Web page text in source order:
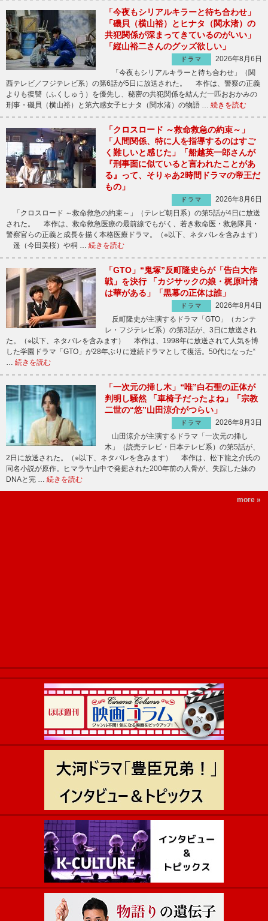
「今夜もシリアルキラーと待ち合わせ」
「磯貝（横山裕）とヒナタ（関水渚）の
共犯関係が深まってきているのがいい」
「縦山裕二さんのグッズ欲しい」
ドラマ
2026年8月6日
「今夜もシリアルキラーと待ち合わせ」（関
西テレビ／フジテレビ系）の第6話が5日に放送された。 本作は、警察の正義
よりも復讐（ふくしゅう）を優先し、秘密の共犯関係を結んだ一匹おおかみの
刑事・磯貝（横山裕）と第六感女子ヒナタ（関水渚）の物語 … 続きを読む
「クロスロード ～救命救急の約束～」
「人間関係、特に人を指導するのはすご
く難しいと感じた」「船越英一郎さんが
『刑事面に似ていると言われたことがあ
る』って、そりゃあ2時間ドラマの帝王だ
もの」
ドラマ
2026年8月6日
「クロスロード ～救命救急の約束～」（テレビ朝日系）の第5話が4日に放送
された。 本作は、救命救急医療の最前線でもがく、若き救命医・救急隊員・
警察官らの正義と成長を描く本格医療ドラマ。（※以下、ネタバレを含みます）
遥（今田美桜）や桐 … 続きを読む
「GTO」“鬼塚”反町隆史らが「告白大作
戦」を決行 「カジサックの娘・梶原叶渚
は華がある」「黒幕の正体は誰」
ドラマ
2026年8月4日
反町隆史が主演するドラマ「GTO」（カンテ
レ・フジテレビ系）の第3話が、3日に放送され
た。（※以下、ネタバレを含みます） 本作は、1998年に放送されて人気を博
した学園ドラマ「GTO」が28年ぶりに連続ドラマとして復活。50代になった“
… 続きを読む
「一次元の挿し木」“唯”白石聖の正体が
判明し騒然 「車椅子だったよね」「宗教
二世の“悠”山田涼介がつらい」
ドラマ
2026年8月3日
山田涼介が主演するドラマ「一次元の挿し
木」（読売テレビ・日本テレビ系）の第5話が、
2日に放送された。（※以下、ネタバレを含みます） 本作は、松下龍之介氏の
同名小説が原作。ヒマラヤ山中で発掘された200年前の人骨が、失踪した妹の
DNAと完 … 続きを読む
more »